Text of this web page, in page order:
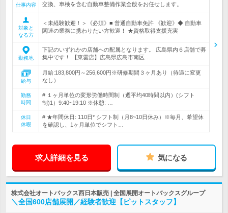
仕事内容
交換、車検を含む自動車整備作業全般をお任せします。
対象と
なる方
＜未経験歓迎！＞《必須》■ 普通自動車免許 《歓迎》◆ 自動車
関連の業務に携わりたい方歓迎！ ★資格取得支援充実
勤務地
下記のいずれかの店舗への配属となります。 広島県内６店舗で募
集中です！ 【東雲店】広島県広島市南区…
給与
月給:183,800円～256,600円※研修期間３ヶ月あり（待遇に変更
なし）
勤務
時間
# １ヶ月単位の変形労働時間制（週平均40時間以内）(シフト
制)1）9:40~19:10 ※休憩: …
休日
休暇
# ★年間休日: 110日* シフト制（月8~10日休み）※毎月、希望休
を確認し、1ヶ月単位でシフト…
求人詳細を見る 気になる
株式会社オートバックス西日本販売 | 全国展開オートバックスグループ
＼全国600店舗展開／経験者歓迎【ピットスタッフ】